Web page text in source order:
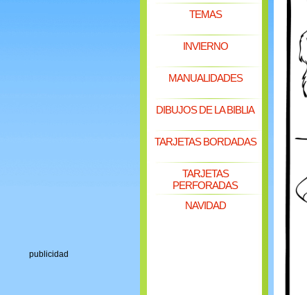
publicidad
TEMAS
INVIERNO
MANUALIDADES
DIBUJOS DE LA BIBLIA
TARJETAS BORDADAS
TARJETAS
PERFORADAS
NAVIDAD